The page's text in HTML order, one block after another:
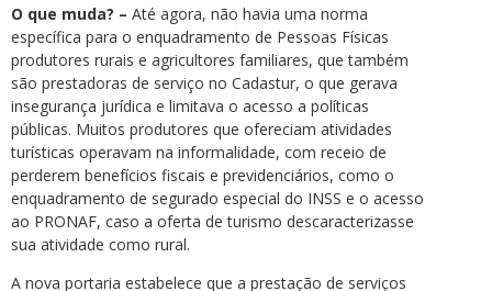
O que muda? – Até agora, não havia uma norma
específica para o enquadramento de Pessoas Físicas
produtores rurais e agricultores familiares, que também
são prestadoras de serviço no Cadastur, o que gerava
insegurança jurídica e limitava o acesso a políticas
públicas. Muitos produtores que ofereciam atividades
turísticas operavam na informalidade, com receio de
perderem benefícios fiscais e previdenciários, como o
enquadramento de segurado especial do INSS e o acesso
ao PRONAF, caso a oferta de turismo descaracterizasse
sua atividade como rural.
A nova portaria estabelece que a prestação de serviços